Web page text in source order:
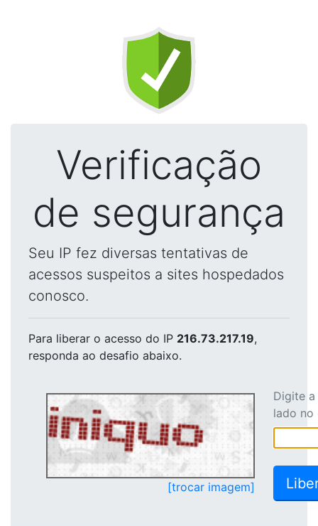
Verificação
de segurança
Seu IP fez diversas tentativas de
acessos suspeitos a sites hospedados
conosco.
Para liberar o acesso do IP 216.73.217.19,
responda ao desafio abaixo.
[trocar imagem]
Digite
lado no